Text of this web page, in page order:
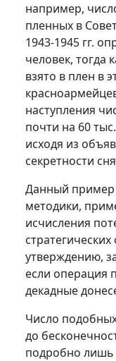
например,
пленных в
1943-1945 гг.
человек,
взято в плен в
наступления
почти на 60
исходя из
секретности
Данный пример
методики,
исчисления
утверждению,
если операция
декадные
Число
до
подробно лишь